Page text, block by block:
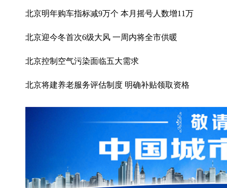
北京明年购车指标减9万个 本月摇号人数增11万
北京迎今冬首次6级大风 一周内将全市供暖
北京控制空气污染面临五大需求
北京将建养老服务评估制度 明确补贴领取资格